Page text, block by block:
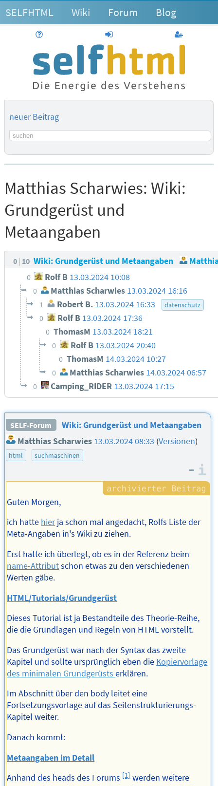
SELFHTML Wiki Forum Blog
anmelden
neuer Beitrag
Suchbegriff
Matthias Scharwies: Wiki:
Grundgerüst und
Metaangaben
0 10 Wiki: Grundgerüst und Metaangaben
0 Rolf B 13.03.2024 10:08
0 Matthias Scharwies 13.03.2024 16:16
1 Robert B. 13.03.2024 16:33 datenschutz
0 Rolf B 13.03.2024 17:36
0 ThomasM 13.03.2024 18:21
0 Rolf B 13.03.2024 20:40
0 ThomasM 14.03.2024 10:27
0 Matthias Scharwies 14.03.2024 06:57
0 Camping_RIDER 13.03.2024 17:15
SELF-Forum
Wiki: Grundgerüst und Metaangaben
Matthias Scharwies 13.03.2024 08:33 (Versionen)
html suchmaschinen
–
Guten Morgen,
ich hatte hierja schon mal angedacht, Rolfs Liste der
Meta-Angaben in's Wiki zu ziehen.
Erst hatte ich überlegt, ob es in der Referenz beim
name-Attributschon etwas zu den verschiedenen
Werten gäbe.
HTML/Tutorials/Grundgerüst
Dieses Tutorial ist ja Bestandteile des Theorie-Reihe,
die die Grundlagen und Regeln von HTML vorstellt.
Das Grundgerüst war nach der Syntax das zweite
Kapitel und sollte ursprünglich eben die Kopiervorlage
des minimalen Grundgerüstserklären.
Im Abschnitt über den body leitet eine
Fortsetzungsvorlage auf das Seitenstrukturierungs-
Kapitel weiter.
Danach kommt:
Metaangaben im Detail
Anhand des heads des Forums [1]werden weitere